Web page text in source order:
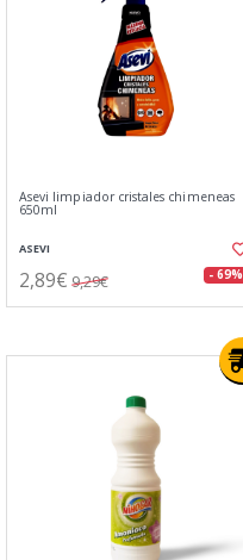
Asevi limpiador cristales chimeneas
650ml
ASEVI
2,89€ 9,29€ - 69%